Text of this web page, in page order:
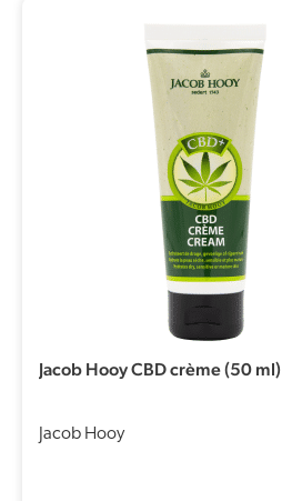
Jacob Hooy CBD crème (50 ml)
Jacob Hooy